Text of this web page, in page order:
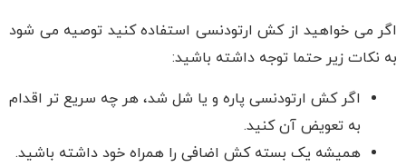
اگر می خواهید از کش ارتودنسی استفاده کنید توصیه می شود
به نکات زیر حتما توجه داشته باشید:
اگر کش ارتودنسی پاره و یا شل شد، هر چه سریع تر اقدام
به تعویض آن کنید.
همیشه یک بسته کش اضافی را همراه خود داشته باشید.